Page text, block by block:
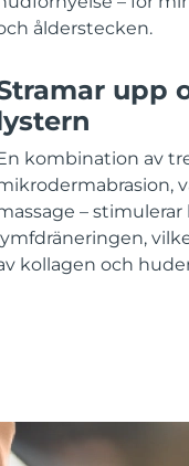
ålderstecken.
upp
kombination av
–
kollagen och